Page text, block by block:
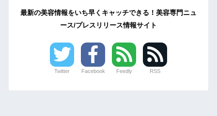
最新の美容情報をいち早くキャッチできる！美容専門ニュ
ース/プレスリリース情報サイト
Twitter Facebook Feedly RSS